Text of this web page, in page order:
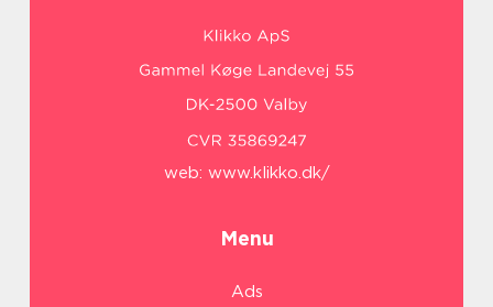
web: www.klikko.dk/
Menu
Ads